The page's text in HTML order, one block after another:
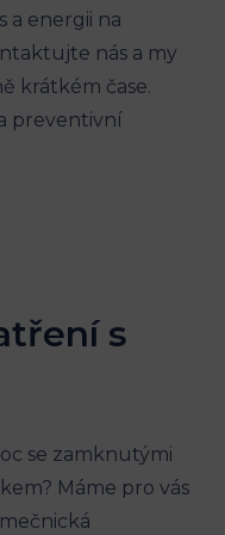
a energii na
nás a my
krátkém čase.
s
se zamknutými
Máme pro vás